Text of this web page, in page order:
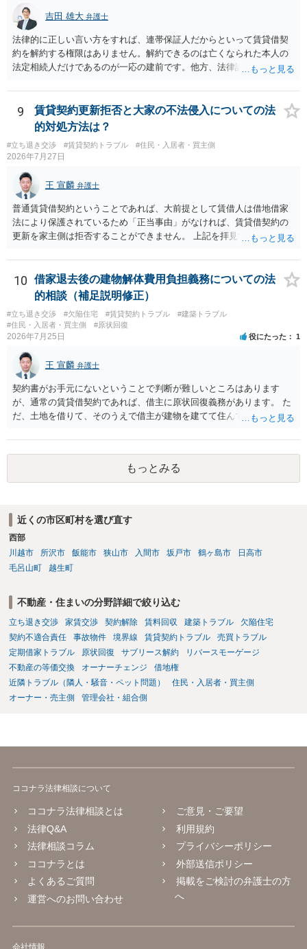
れます。 建物が未登記であること自体は、賃貸借契約の有効性を直ち
に否定するものではなく、引渡しがされていれば賃貸借の効力は原則
有効とされています。 今後の交渉では、①現在は普通借家契約が継続
しており定期借家への変更に合意していないこと、②貸主側の事情
（誰が所有者で誰が実際に住む予定か等）を具体的に書面で説明して
ほしいこと、③自分たちの居住継続の必要性を丁寧に伝えること、を
基本方針としたうえで、仮に一定時期の退去を検討する場合には、立
退料・引越費用・原状回復費用負担などの条件を明確にした書面を作
成することが重要です。 契約書では、更新条項・解除条項・期間の定
め・定期借家に関する記載の有無、これまでの更新時の合意内容
（「今回で最後」などの文言）が、借主不利な特約として無効になり
得るかどうかも含めて検討ポイントになりますので、署名押印前に内
容を十分に確認し、不明点は弁護士に相談することをおすすめしま
す。
吉田 雄大 弁護士
法律的に正しい言い方をすれば、連帯保証人だからといって賃貸借契
約を解約する権限はありません。解約できるのは亡くなられた本人の
法定相続人だけであるのが一応の建前です。他方、法律論はさてお
する動機づけがなくなります。 今回進められつつある手続はあくまで
も、建物を賃貸人に一日も早く明け渡すための便宜的方法として理解
するのが良いと思います。またその方法で進めた方が、連帯保証人で
あるお知り合いさんにとっても、自身の経済的負担を最小限に食い止
められるため望ましいやり方だといえます。
9
賃貸契約更新拒否と大家の不法侵入についての法
的対処方法は？
#立ち退き交渉 #賃貸契約トラブル #住民・入居者・買主側
2026年7月27日
王 宣麟 弁護士
普通賃貸借契約ということであれば、大前提として賃借人は借地借家
法により保護されているため「正当事由」がなければ、賃貸借契約の
更新を家主側は拒否することができません。 上記を拝見する限り、通
定期確認させてもらないこと」が直ちに正当事由に当たるとは思えま
せんので、更新拒絶を拒否される方向性でよろしいかと存じます。 そ
の交渉の中で、一定の金銭をもらえれば退去には応じる旨交渉をして
みるのはいかがでしょうか。 過去に賃借人の許可なく無断で賃貸人が
入室する行為自体は不法行為となり、また刑事的にも住居侵入罪が成
立する可能性がありますので、これを理由に一定の金銭賠償を求める
10
借家退去後の建物解体費用負担義務についての法
的相談（補足説明修正）
#立ち退き交渉 #欠陥住宅 #賃貸契約トラブル
#建築トラブル
#住民・入居者・買主側
#原状回復
2026年7月25日 役にたった 1
王 宣麟 弁護士
契約書がお手元にないということで判断が難しいところはあります
が、通常の賃貸借契約であれば、借主に原状回復義務があります。 た
だ、土地を借りて、そのうえで借主が建物を建てて住んでいたケース
であれば、建物を収去して土地を明渡す義務は原則生じないはずで
す。 その後、建物を平屋に立て替えた場合であっても、貸主の承諾を
得ているのであれば、単純に費用を捻出した側に平屋の所有権が帰属
する、という話になるわけでもないように思います。 そのため、現
のか）を確認されてみてはいかがでしょうか。
もっとみる
近くの市区町村を選び直す
西部
川越市
所沢市 飯能市 狭山市 入間市 坂戸市 鶴ヶ島市
日高市
毛呂山町
越生町
不動産・住まいの分野詳細で絞り込む
立ち退き交渉 家賃交渉 契約解除 賃料回収 建築トラブル
欠陥住宅
契約不適合責任
事故物件 境界線 賃貸契約トラブル
売買トラブル
定期借家トラブル
原状回復 サブリース解約
リバースモーゲージ
不動産の等価交換
オーナーチェンジ
借地権
近隣トラブル（隣人・騒音・ペット問題）
住民・入居者・買主側
オーナー・売主側
管理会社・組合側
ココナラ法律相談について
ココナラ法律相談とは
法律Q&A
法律相談コラム
ココナラとは
よくあるご質問
運営へのお問い合わせ
ご意見・ご要望
利用規約
プライバシーポリシー
外部送信ポリシー
掲載をご検討の弁護士の方
へ
会社情報